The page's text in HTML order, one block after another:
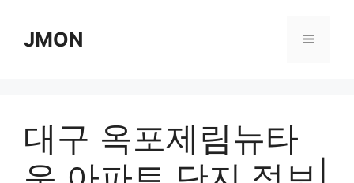
contentJMON Menu
대구 옥포제림뉴타